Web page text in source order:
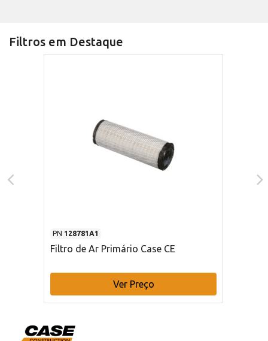
Filtros em Destaque
PN 128781A1
Filtro de Ar Primário Case CE
Ver Preço